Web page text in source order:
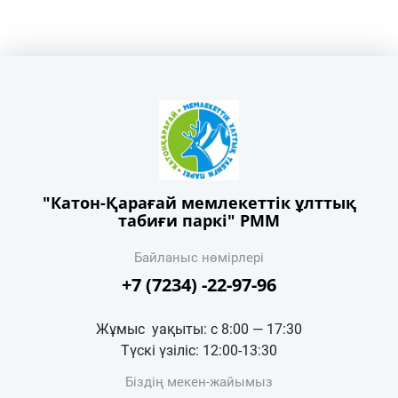
"Катон-Қарағай мемлекеттік ұлттық
табиғи паркі" РММ
Байланыс нөмірлері
+7 (7234) -22-97-96
Жұмыс уақыты: с 8:00 — 17:30
Түскі үзіліс: 12:00-13:30
Біздің мекен-жайымыз